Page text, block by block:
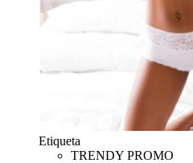
Etiqueta
TRENDY PROMO